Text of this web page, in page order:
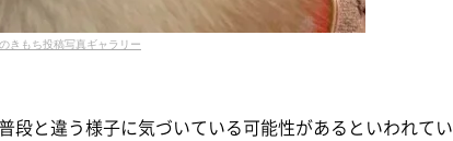
きもち投稿写真ギャラリー
段と違う様子に気づいている可能性があるといわれてい